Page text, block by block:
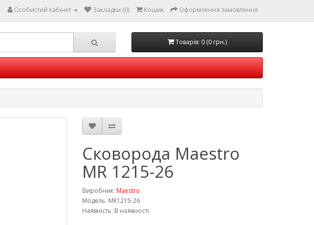
Особистий кабінет Закладки (0) Кошик Оформлення замовлення
Товарів: 0 (0 грн.)
Сковорода Maestro
MR 1215-26
Виробник: Maestro
Модель: MR1215-26
Наявність: В наявності